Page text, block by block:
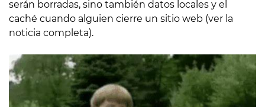
serán borradas, sino también datos locales y el
caché cuando alguien cierre un sitio web (ver la
noticia completa).